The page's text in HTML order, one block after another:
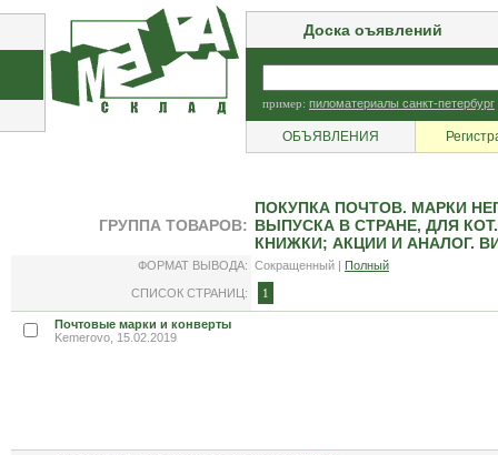
Доска оъявлений
пример: пиломатериалы санкт-петербург
ОБЪЯВЛЕНИЯ
ГРУППА ТОВАРОВ:
ПОКУПКА ПОЧТОВ. МАРКИ
ВЫПУСКА В СТРАНЕ, ДЛЯ
КНИЖКИ; АКЦИИ И АНАЛОГ.
ФОРМАТ ВЫВОДА: Сокращенный | Полный
СПИСОК СТРАНИЦ: 1
Почтовые марки и конверты
Kemerovo, 15.02.2019